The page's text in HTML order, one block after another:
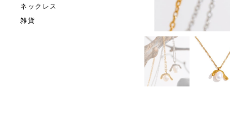
ネックレス
雑貨